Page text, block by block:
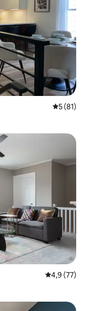
5 (81)
4,9 (77)